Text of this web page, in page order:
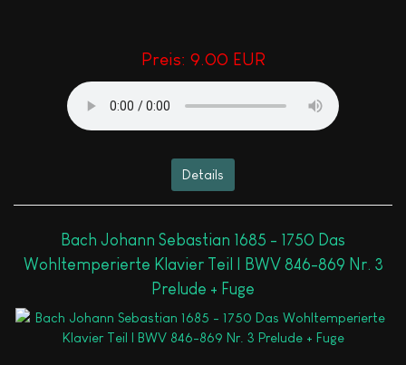
Preis: 9.00 EUR
Details
Bach Johann Sebastian 1685 - 1750 Das
Wohltemperierte Klavier Teil I BWV 846-869 Nr. 3
Prelude + Fuge